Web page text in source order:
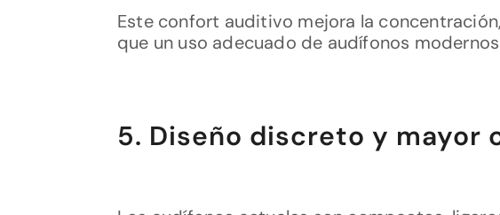
Este confort auditivo mejora la
que un uso adecuado de audífonos
5. Diseño discreto y mayor